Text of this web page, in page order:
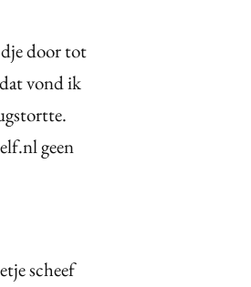
door tot
vond ik
geen
scheef